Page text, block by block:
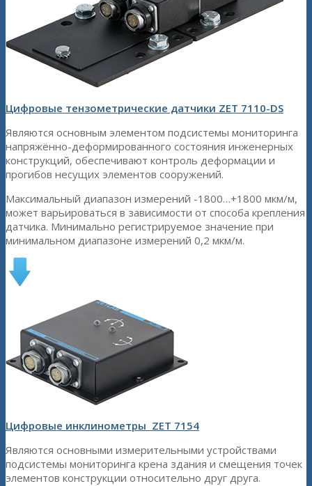
Цифровые тензометрические датчики ZET 7110-DS
Являются основным элементом подсистемы мониторинга
напряжённо-деформированного состояния инженерных
конструкций, обеспечивают контроль деформации и
прогибов несущих элементов сооружений.
Максимальный диапазон измерений -1800…+1800 мкм/м,
может варьироваться в зависимости от способа крепления
датчика. Минимально регистрируемое значение при
минимальном диапазоне измерений 0,2 мкм/м.
Цифровые инклинометры ZET 7154
Являются основными измерительными устройствами
подсистемы мониторинга крена здания и смещения точек
элементов конструкции относительно друг друга.